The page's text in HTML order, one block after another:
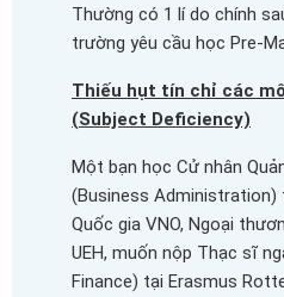
Thường có 1 lí do chính
trường yêu cầu học Pre-
Thiếu hụt tín chỉ các
(Subject Deficiency)
Một bạn học Cử nhân
(Business
Quốc gia VNO, Ngoại
UEH, muốn nộp Thạc sĩ
Finance) tại Erasmus